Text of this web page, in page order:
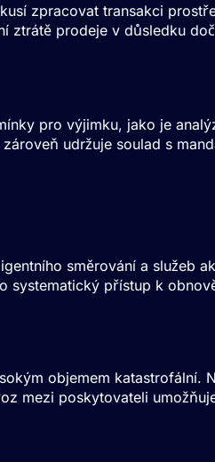
zpracovat transakci
ztrátě prodeje v důsledku
pro výjimku, jako je
udržuje soulad s
směrování a služeb
systematický přístup k
objemem katastrofální.
mezi poskytovateli